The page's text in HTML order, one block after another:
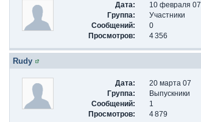
Дата:
10 февраля 07
Группа:
Участники
Сообщений:
0
Просмотров:
4 356
Rudy
Дата:
20 марта 07
Группа:
Выпускники
Сообщений:
1
Просмотров:
4 879